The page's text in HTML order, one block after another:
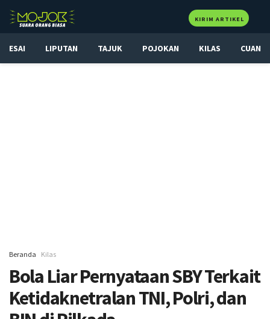
KIRIM ARTIKEL
ESAI LIPUTAN TAJUK POJOKAN KILAS CUAN
Beranda Kilas
Bola Liar Pernyataan SBY Terkait
Ketidaknetralan TNI, Polri, dan